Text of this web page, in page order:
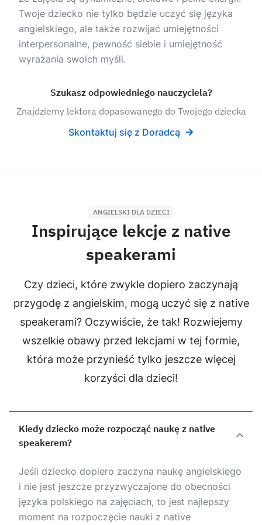
Twoje dziecko nie tylko będzie uczyć się języka
angielskiego, ale także rozwijać umiejętności
interpersonalne, pewność siebie i umiejętność
wyrażania swoich myśli.
Szukasz odpowiedniego nauczyciela?
Znajdziemy lektora dopasowanego do Twojego dziecka
Skontaktuj się z Doradcą
ANGIELSKI DLA DZIECI
Inspirujące lekcje z native
speakerami
Czy dzieci, które zwykle dopiero zaczynają
przygodę z angielskim, mogą uczyć się z native
speakerami? Oczywiście, że tak! Rozwiejemy
wszelkie obawy przed lekcjami w tej formie,
która może przynieść tylko jeszcze więcej
korzyści dla dzieci!
Kiedy dziecko może rozpocząć naukę z native
speakerem?
Jeśli dziecko dopiero zaczyna naukę angielskiego
i nie jest jeszcze przyzwyczajone do obecności
języka polskiego na zajęciach, to jest najlepszy
moment na rozpoczęcie nauki z native